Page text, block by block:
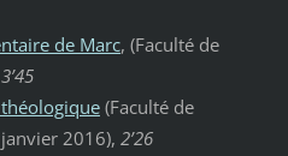
de Marc, (Faculté de
(Faculté de
2016), 2’26